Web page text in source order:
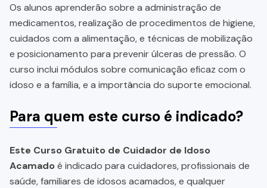
Os alunos aprenderão sobre a administração de
medicamentos, realização de procedimentos de higiene,
cuidados com a alimentação, e técnicas de mobilização
e posicionamento para prevenir úlceras de pressão. O
curso inclui módulos sobre comunicação eficaz com o
idoso e a família, e a importância do suporte emocional.
Para quem este curso é indicado?
Este Curso Gratuito de Cuidador de Idoso
Acamadoé indicado para cuidadores, profissionais de
saúde, familiares de idosos acamados, e qualquer